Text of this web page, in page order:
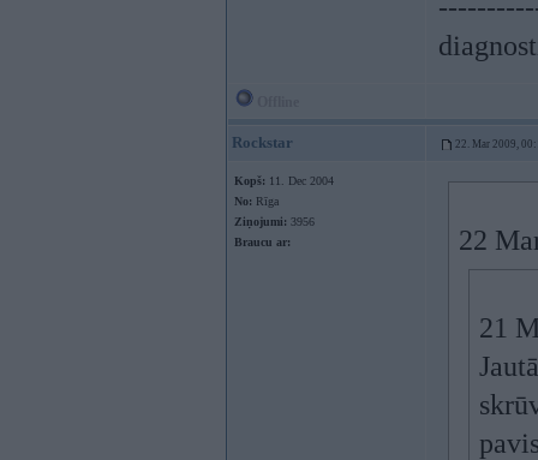
Rockstar 22. Mar 2009,
Kopš: 11. Dec 2004
No: Rīga
Ziņojumi: 3956
Braucu ar:
22
21